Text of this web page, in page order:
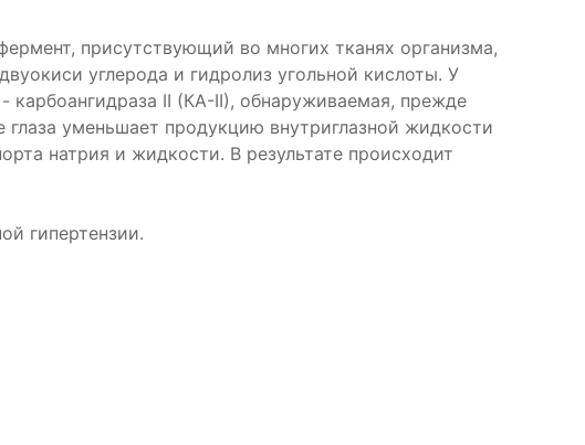
присутствующий во многих тканях организма,
углерода и гидролиз угольной кислоты. У
карбоангидраза II (КА-II), обнаруживаемая, прежде
уменьшает продукцию внутриглазной жидкости
натрия и жидкости. В результате происходит
гипертензии.